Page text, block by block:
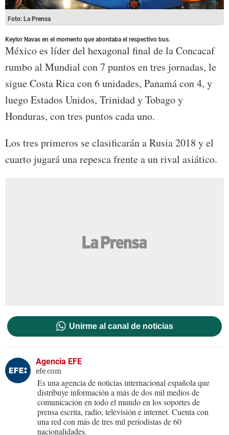
Foto: La Prensa
Keylor Navas en el momento que abordaba el respectivo bus.
México es líder del hexagonal final de la Concacaf
rumbo al Mundial con 7 puntos en tres jornadas, le
sigue Costa Rica con 6 unidades, Panamá con 4, y
luego Estados Unidos, Trinidad y Tobago y
Honduras, con tres puntos cada uno.
Los tres primeros se clasificarán a Rusia 2018 y el
cuarto jugará una repesca frente a un rival asiático.
Unirme al canal de noticias
Agencia EFE
efe.com
Es una agencia de noticias internacional española que
distribuye información a más de dos mil medios de
comunicación en todo el mundo en los soportes de
prensa escrita, radio, televisión e internet. Cuenta con
una red con más de tres mil periodistas de 60
nacionalidades.